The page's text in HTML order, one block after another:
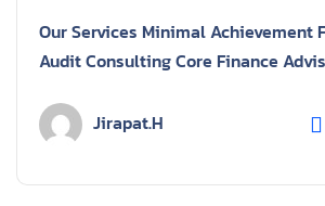
Our Services Minimal Achievement
Audit Consulting Core Finance
Jirapat.h